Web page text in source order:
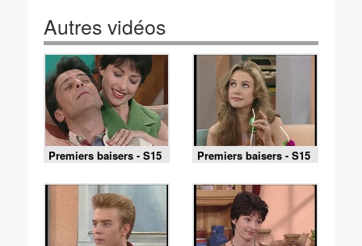
Autres vidéos
Premiers baisers - S15
E20 - La fin de
l'épreuve
Premiers baisers - S15
E18 - Tant qu'il y a de
l'amour